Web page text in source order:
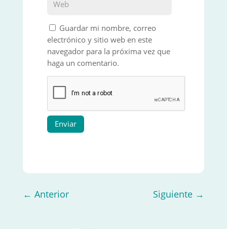
Guardar mi nombre, correo
electrónico y sitio web en este
navegador para la próxima vez que
haga un comentario.
Enviar
← Anterior Siguiente →